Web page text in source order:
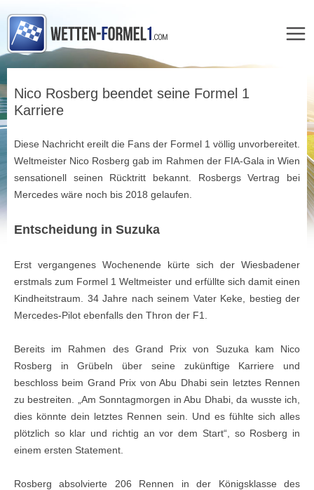
springen
Nico Rosberg beendet seine Formel 1
Karriere
Diese Nachricht ereilt die Fans der Formel 1 völlig unvorbereitet.
Weltmeister Nico Rosberg gab im Rahmen der FIA-Gala in Wien
sensationell seinen Rücktritt bekannt. Rosbergs Vertrag bei
Mercedes wäre noch bis 2018 gelaufen.
Entscheidung in Suzuka
Erst vergangenes Wochenende kürte sich der Wiesbadener
erstmals zum Formel 1 Weltmeister und erfüllte sich damit einen
Kindheitstraum. 34 Jahre nach seinem Vater Keke, bestieg der
Mercedes-Pilot ebenfalls den Thron der F1.
Bereits im Rahmen des Grand Prix von Suzuka kam Nico
Rosberg in Grübeln über seine zukünftige Karriere und
beschloss beim Grand Prix von Abu Dhabi sein letztes Rennen
zu bestreiten. „Am Sonntagmorgen in Abu Dhabi, da wusste ich,
dies könnte dein letztes Rennen sein. Und es fühlte sich alles
plötzlich so klar und richtig an vor dem Start“, so Rosberg in
einem ersten Statement.
Rosberg absolvierte 206 Rennen in der Königsklasse des